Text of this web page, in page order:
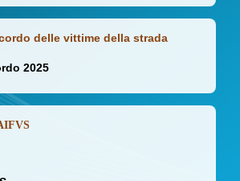
delle vittime della strada
2025